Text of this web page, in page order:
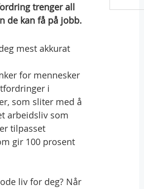
trenger all
de kan få på jobb.
mest akkurat
for mennesker
i
som sliter med å
arbeidsliv som
tilpasset
gir 100 prosent
liv for deg? Når